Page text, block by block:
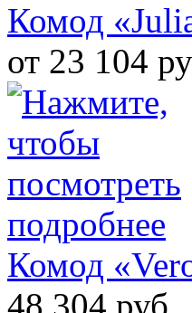
Комод
от 23 104
Комод